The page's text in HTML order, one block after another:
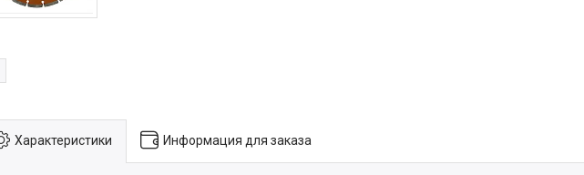
Характеристики Информация для заказа